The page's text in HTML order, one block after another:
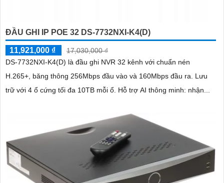
ĐẦU GHI IP POE 32 DS-7732NXI-K4(D)
11,921,000 ₫
17,030,000 ₫
DS-7732NXI-K4(D) là đầu ghi NVR 32 kênh với chuẩn nén
H.265+, băng thông 256Mbps đầu vào và 160Mbps đầu ra. Lưu
trữ với 4 ổ cứng tối đa 10TB mỗi ổ. Hỗ trợ AI thông minh: nhận...